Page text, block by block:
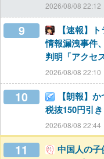
2026/08/08 22:12
9
【速報】
情報漏洩事件
判明「アクセ
2026/08/08 22:10
10
【朗報】
税抜150円引
2026/08/08 22:44
11
中国人の子